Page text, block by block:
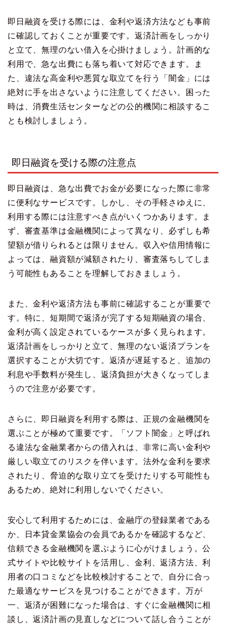
即日融資を受ける際には、金利や返済方法なども事前
に確認しておくことが重要です。返済計画をしっかり
と立て、無理のない借入を心掛けましょう。計画的な
利用で、急な出費にも落ち着いて対応できます。ま
た、違法な高金利や悪質な取立てを行う「闇金」には
絶対に手を出さないように注意してください。困った
時は、消費生活センターなどの公的機関に相談するこ
とも検討しましょう。
即日融資を受ける際の注意点
即日融資は、急な出費でお金が必要になった際に非常
に便利なサービスです。しかし、その手軽さゆえに、
利用する際には注意すべき点がいくつかあります。ま
ず、審査基準は金融機関によって異なり、必ずしも希
望額が借りられるとは限りません。収入や信用情報に
よっては、融資額が減額されたり、審査落ちしてしま
う可能性もあることを理解しておきましょう。
また、金利や返済方法も事前に確認することが重要で
す。特に、短期間で返済が完了する短期融資の場合、
金利が高く設定されているケースが多く見られます。
返済計画をしっかりと立て、無理のない返済プランを
選択することが大切です。返済が遅延すると、追加の
利息や手数料が発生し、返済負担が大きくなってしま
うので注意が必要です。
さらに、即日融資を利用する際は、正規の金融機関を
選ぶことが極めて重要です。「ソフト闇金」と呼ばれ
る違法な金融業者からの借入れは、非常に高い金利や
厳しい取立てのリスクを伴います。法外な金利を要求
されたり、脅迫的な取り立てを受けたりする可能性も
あるため、絶対に利用しないでください。
安心して利用するためには、金融庁の登録業者である
か、日本貸金業協会の会員であるかを確認するなど、
信頼できる金融機関を選ぶように心がけましょう。公
式サイトや比較サイトを活用し、金利、返済方法、利
用者の口コミなどを比較検討することで、自分に合っ
た最適なサービスを見つけることができます。万が
一、返済が困難になった場合は、すぐに金融機関に相
談し、返済計画の見直しなどについて話し合うことが